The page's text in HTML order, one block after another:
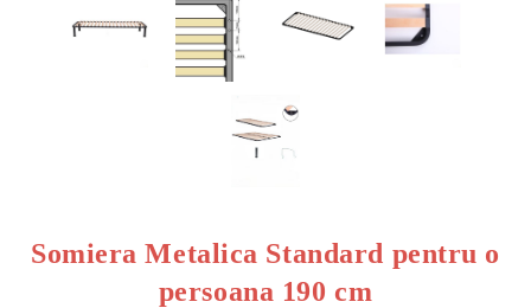
Somiera Metalica Standard pentru o
persoana 190 cm